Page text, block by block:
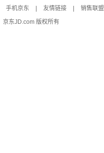
手机京东 友情链接 销售联盟
京东JD.com 版权所有